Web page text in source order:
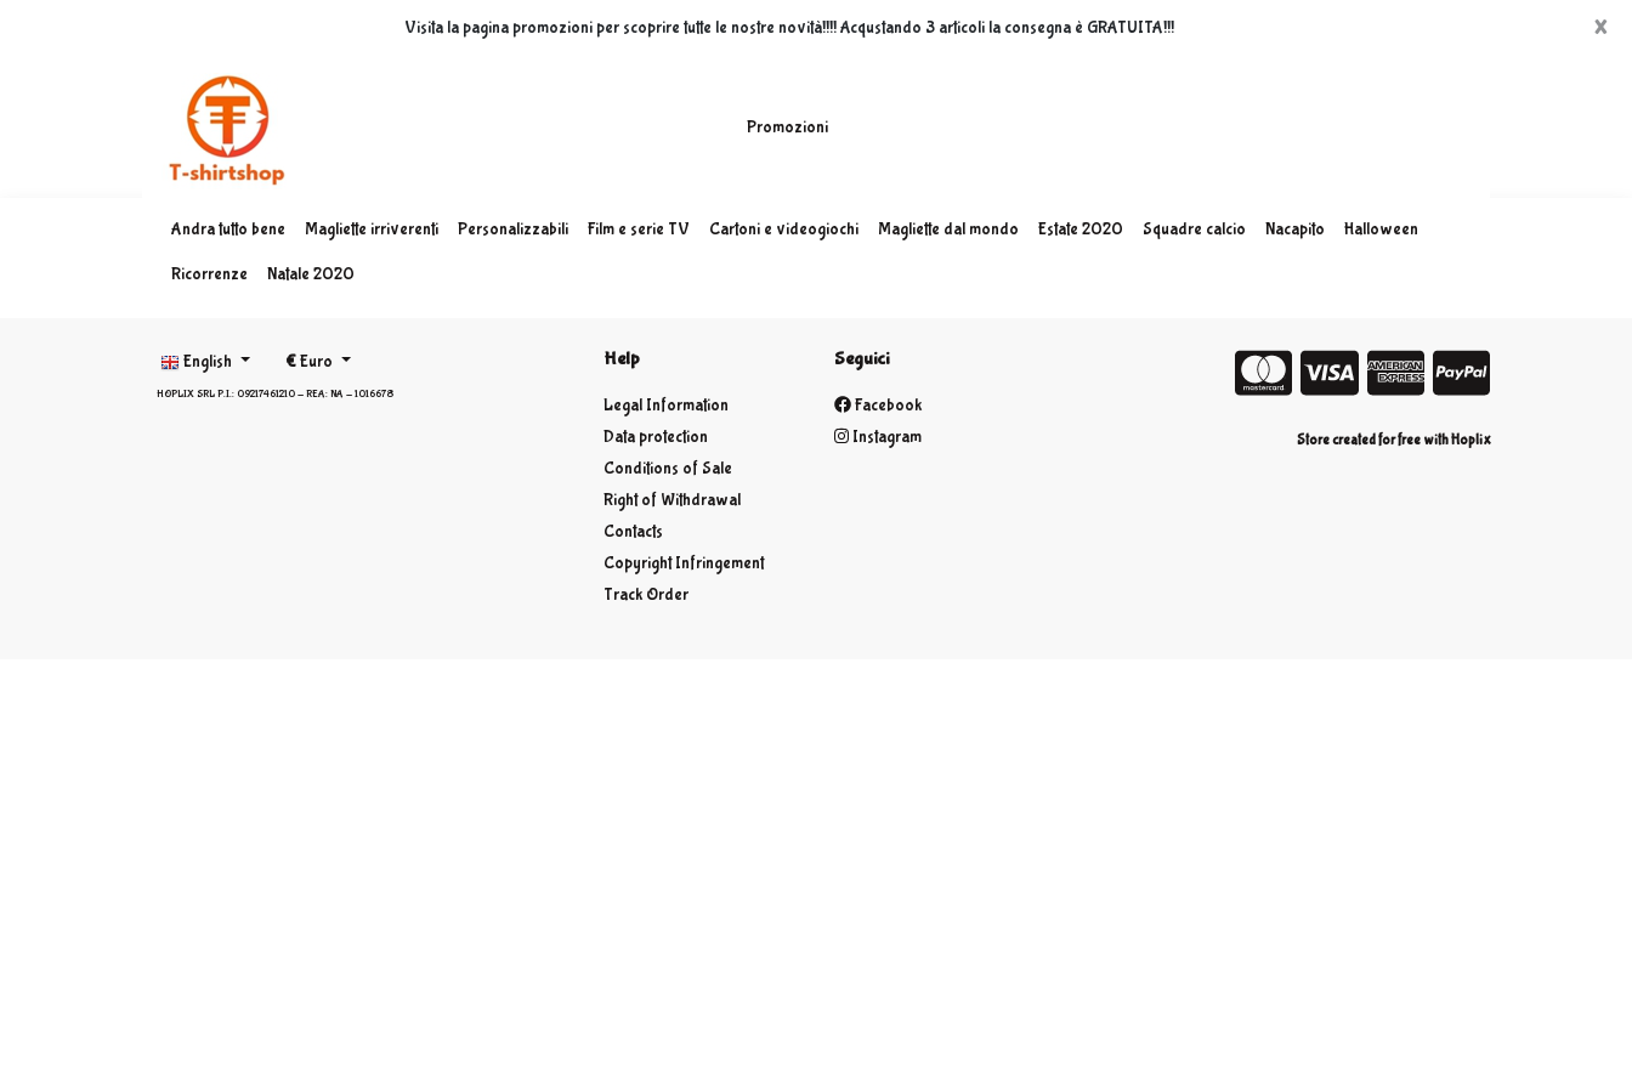
Visita la pagina promozioni per scoprire tutte le nostre novità!!!! Acqustando 3 articoli la consegna è GRATUITA!!! ×
Promozioni
Andra tutto bene Magliette irriverenti Personalizzabili Film e serie TV Cartoni e videogiochi Magliette dal mondo Estate 2020 Squadre calcio Nacapito Halloween
Ricorrenze Natale 2020
English €Euro
HOPLIX SRL P.I.: 09217461210 - REA: NA - 1016678
Help
Legal Information
Data protection
Conditions of Sale
Right of Withdrawal
Contacts
Copyright Infringement
Track Order
Seguici
Facebook
Instagram
Store created for free with Hoplix